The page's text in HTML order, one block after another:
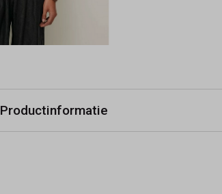
Productinformatie